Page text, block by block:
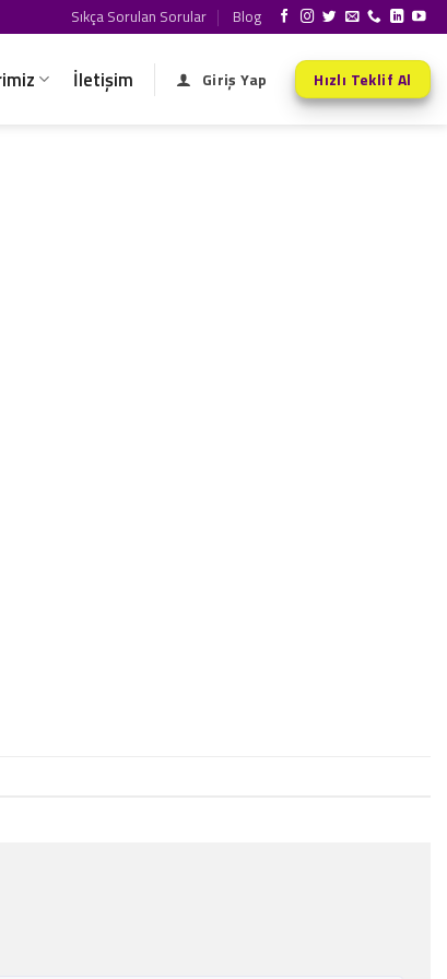
Sıkça Sorulan Sorular Blog
İletişim Giriş Yap Hızlı Teklif Al